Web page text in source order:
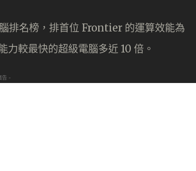
排名榜，排首位 Frontier 的運算效能為
力較最快的超級電腦多近 10 倍。
告 -